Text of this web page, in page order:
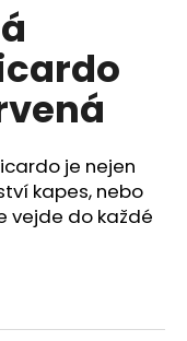
je nejen
kapes, nebo
vejde do každé